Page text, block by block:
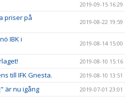
2019-09-15 16:29
priser på
2019-08-22 19:59
IBK i
2019-08-14 15:00
2019-08-10 15:16
till IFK Gnesta. 2019-08-10 13:51
är nu igång 2019-07-01 23:01